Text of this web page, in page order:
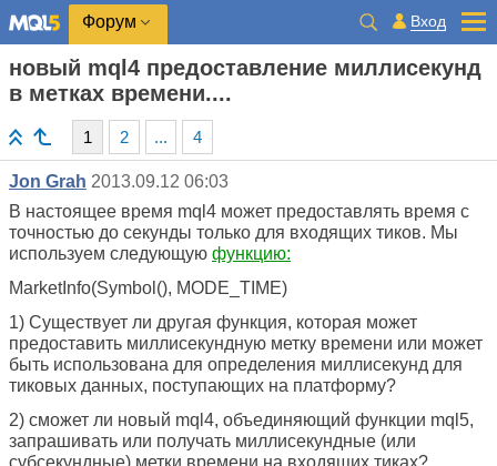
Форум Вход
новый mql4 предоставление миллисекунд
в метках времени....
1 2 ... 4
Jon Grah 2013.09.12 06:03
В настоящее время mql4 может предоставлять время с
точностью до секунды только для входящих тиков. Мы
используем следующую функцию:
MarketInfo(Symbol(), MODE_TIME)
1) Существует ли другая функция, которая может
предоставить миллисекундную метку времени или может
быть использована для определения миллисекунд для
тиковых данных, поступающих на платформу?
2) сможет ли новый mql4, объединяющий функции mql5,
запрашивать или получать миллисекундные (или
субсекундные) метки времени на входящих тиках?